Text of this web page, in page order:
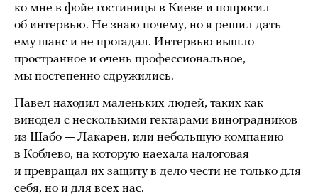
ко мне в фойе гостиницы в Киеве и попросил
об интервью. Не знаю почему, но я решил дать
ему шанс и не прогадал. Интервью вышло
пространное и очень профессиональное,
мы постепенно сдружились.
Павел находил маленьких людей, таких как
винодел с несколькими гектарами виноградников
из Шабо — Лакарен, или небольшую компанию
в Коблево, на которую наехала налоговая
и превращал их защиту в дело чести не только для
себя, но и для всех нас.